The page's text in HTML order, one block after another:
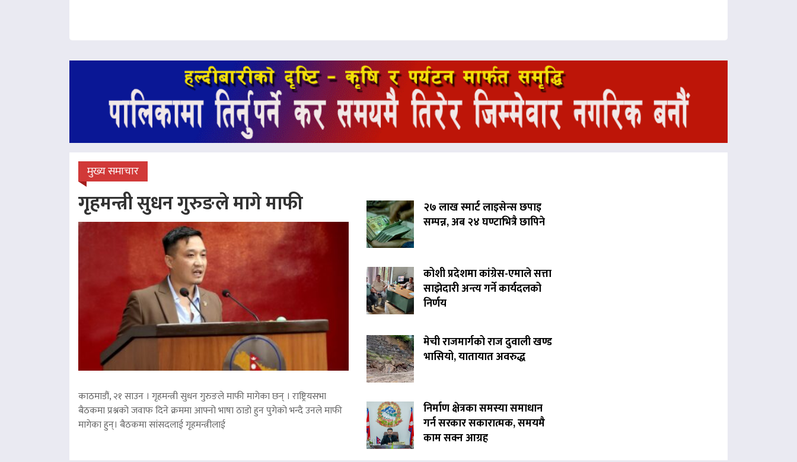
मुख्य समाचार
गृहमन्त्री सुधन गुरुङले मागे माफी
काठमाडौं, २१ साउन । गृहमन्त्री सुधन गुरुङले माफी मागेका छन् । राष्ट्रियसभा
बैठकमा प्रश्नको जवाफ दिने क्रममा आफ्नो भाषा ठाडो हुन पुगेको भन्दै उनले माफी
मागेका हुन्। बैठकमा सांसदलाई गृहमन्त्रीलाई
२७ लाख स्मार्ट लाइसेन्स छपाइ
सम्पन्न, अब २४ घण्टाभित्रै छापिने
कोशी प्रदेशमा कांग्रेस-एमाले सत्ता
साझेदारी अन्त्य गर्ने कार्यदलको
निर्णय
मेची राजमार्गको राज दुवाली खण्ड
भासियो, यातायात अवरुद्ध
निर्माण क्षेत्रका समस्या समाधान
गर्न सरकार सकारात्मक, समयमै
काम सक्न आग्रह